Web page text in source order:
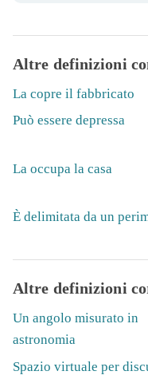
Altre definizioni
La copre il fabbricato
Può essere depressa
La occupa la casa
È delimitata da un
Altre definizioni
Un angolo misurato in
astronomia
Spazio virtuale per